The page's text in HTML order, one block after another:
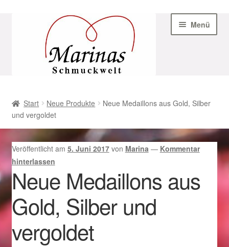
Navigation
Menü
AGB
Beispiel-Seite
Datenschutz
Geschenke zu Ostern 2023
Geschenke zu Ostern 2024
Start Neue Produkte
Neue Medaillons aus Gold, Silber
und vergoldet
Veröffentlicht am 5. Juni 2017 von Marina — Kommentar
hinterlassen
Neue Medaillons aus
Gold, Silber und
vergoldet